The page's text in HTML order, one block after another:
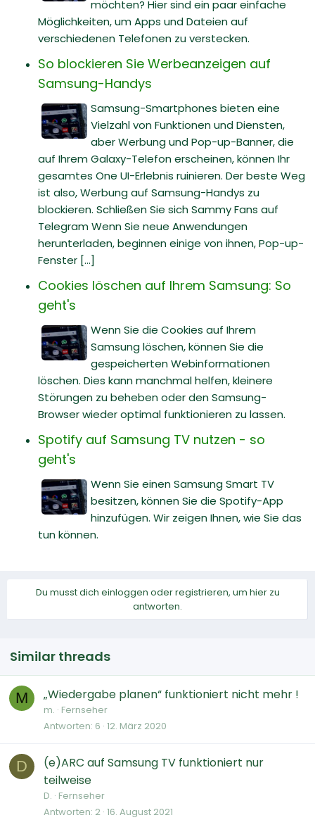
möchten? Hier sind ein paar einfache
Möglichkeiten, um Apps und Dateien auf
verschiedenen Telefonen zu verstecken.
So blockieren Sie Werbeanzeigen auf
Samsung-Handys
Samsung-Smartphones bieten eine
Vielzahl von Funktionen und Diensten,
aber Werbung und Pop-up-Banner, die
auf Ihrem Galaxy-Telefon erscheinen, können Ihr
gesamtes One UI-Erlebnis ruinieren. Der beste Weg
ist also, Werbung auf Samsung-Handys zu
blockieren. Schließen Sie sich Sammy Fans auf
Telegram Wenn Sie neue Anwendungen
herunterladen, beginnen einige von ihnen, Pop-up-
Fenster [...]
Cookies löschen auf Ihrem Samsung: So
geht's
Wenn Sie die Cookies auf Ihrem
Samsung löschen, können Sie die
gespeicherten Webinformationen
löschen. Dies kann manchmal helfen, kleinere
Störungen zu beheben oder den Samsung-
Browser wieder optimal funktionieren zu lassen.
Spotify auf Samsung TV nutzen - so
geht's
Wenn Sie einen Samsung Smart TV
besitzen, können Sie die Spotify-App
hinzufügen. Wir zeigen Ihnen, wie Sie das
tun können.
Du musst dich einloggen oder registrieren, um hier zu
antworten.
Similar threads
M „Wiedergabe planen“ funktioniert nicht mehr !
m. Fernseher
Antworten 6 12. März 2020
D
(e)ARC auf Samsung TV funktioniert nur
teilweise
D. Fernseher
Antworten 2 16. August 2021